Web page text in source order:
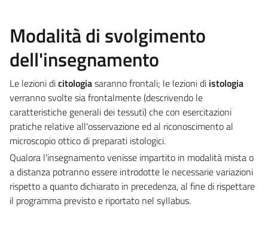
Modalità di svolgimento
dell'insegnamento
Le lezioni dicitologiasaranno frontali; le lezioni di istologia
verranno svolte sia frontalmente (descrivendo le
caratteristiche generali dei tessuti) che con esercitazioni
pratiche relative all'osservazione ed al riconoscimento al
microscopio ottico di preparati istologici.
Qualora l'insegnamento venisse impartito in modalità mista o
a distanza potranno essere introdotte le necessarie variazioni
rispetto a quanto dichiarato in precedenza, al fine di rispettare
il programma previsto e riportato nel syllabus.